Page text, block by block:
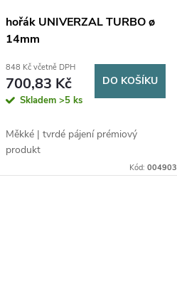
hořák UNIVERZAL TURBO ø
14mm
848 Kč včetně DPH
700,83 Kč
Skladem >5 ks
DO KOŠÍKU
Měkké | tvrdé pájení prémiový
produkt
Kód:004903